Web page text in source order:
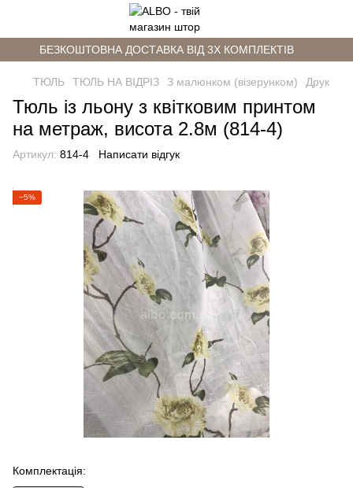
БЕЗКОШТОВНА ДОСТАВКА ВІД 3Х КОМПЛЕКТІВ
ТЮЛЬ ТЮЛЬ НА ВІДРІЗ З малюнком (візерунком) Друк
Тюль із льону з квітковим принтом
на метраж, висота 2.8м (814-4)
Артикул: 814-4 Написати відгук
−5%
Комплектація: